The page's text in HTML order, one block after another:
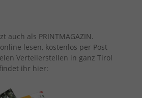
auch als PRINTMAGAZIN.
lesen, kostenlos per Post
Verteilerstellen in ganz Tirol
ihr hier: